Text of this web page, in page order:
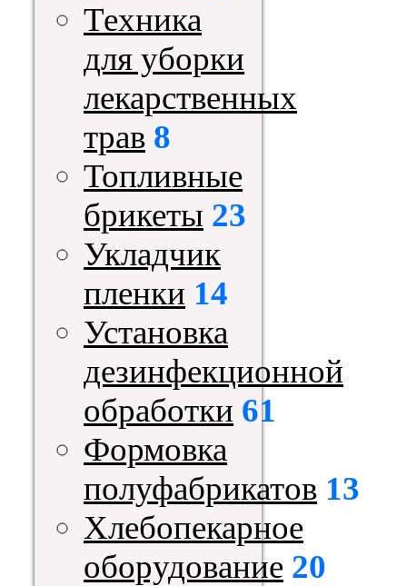
Техника
для уборки
лекарственных
трав 8
Топливные
брикеты 23
Укладчик
пленки 14
Установка
дезинфекционной
обработки 61
Формовка
полуфабрикатов 13
Хлебопекарное
оборудование 20